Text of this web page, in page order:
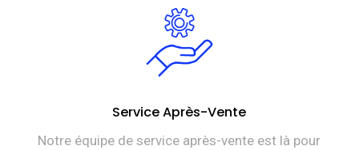
Service Après-Vente
Notre équipe de service après-vente est là pour